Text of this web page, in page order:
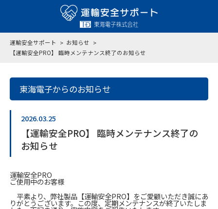
運輸安全サポート
お知らせ
【運輸安全PRO】 臨時メンテナンス終了のお知らせ
東海電子からのお知らせ
2026.03.25
【運輸安全PRO】 臨時メンテナンス終了の
お知らせ
運輸安全PRO
ご使用中のお客様
平素より、弊社製品【運輸安全PRO】をご愛顧いただき誠にあ
りがとうございます。この度、定期メンテナンスが終了いたしま